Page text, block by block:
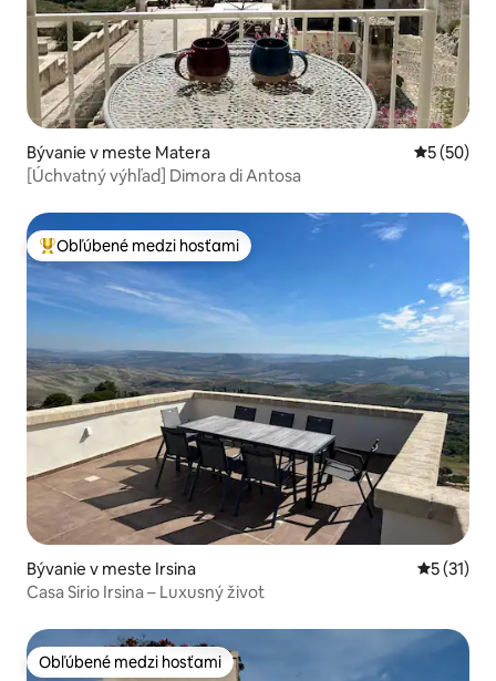
Bývanie v meste Matera
5 (50)
[Úchvatný výhľad] Dimora di Antosa
Najobľúbenejšie medzi hosťami
Obľúbené medzi hosťami
Bývanie v meste Irsina
5 (31)
Casa Sirio Irsina – Luxusný život
Obľúbené medzi hosťami
Obľúbené medzi hosťami